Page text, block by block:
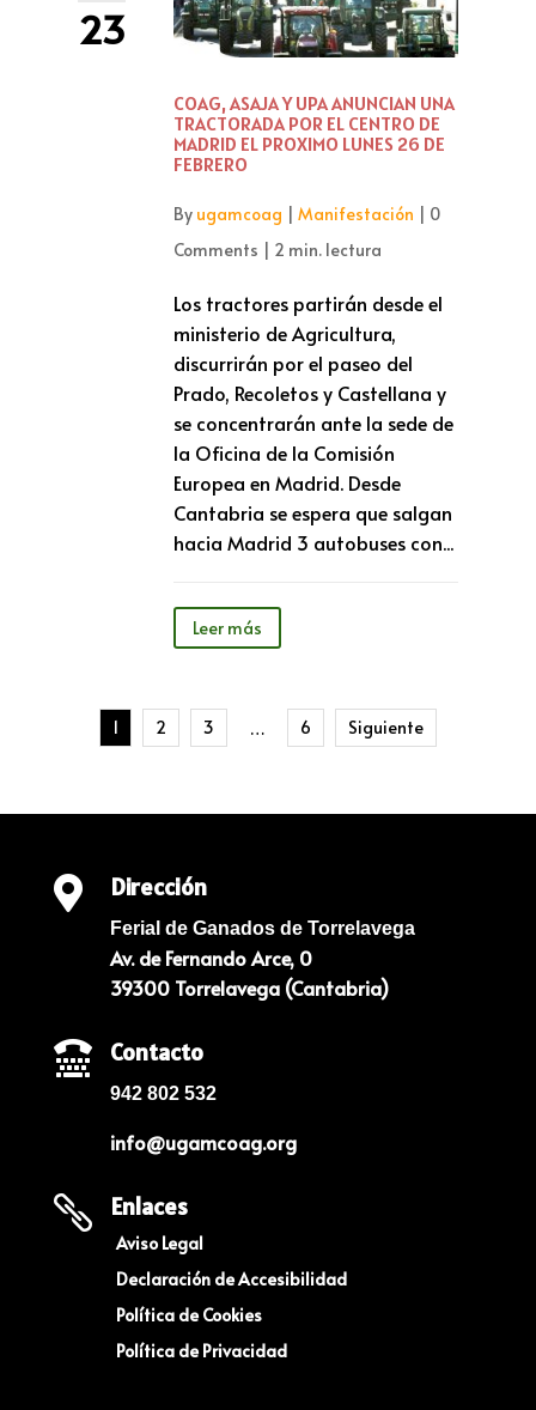
23
COAG, ASAJA Y UPA ANUNCIAN UNA
TRACTORADA POR EL CENTRO DE
MADRID EL PROXIMO LUNES 26 DE
FEBRERO
By ugamcoag | Manifestación | 0
Comments | 2 min. lectura
Los tractores partirán desde el
ministerio de Agricultura,
discurrirán por el paseo del
Prado, Recoletos y Castellana y
se concentrarán ante la sede de
la Oficina de la Comisión
Europea en Madrid. Desde
Cantabria se espera que salgan
hacia Madrid 3 autobuses con...
Leer más
1 2 3 … 6 Siguiente
 Dirección
Ferial de Ganados de Torrelavega
Av. de Fernando Arce, 0
39300 Torrelavega (Cantabria)
 Contacto
942 802 532
info@ugamcoag.org
 Enlaces
Aviso Legal
Declaración de Accesibilidad
Política de Cookies
Política de Privacidad